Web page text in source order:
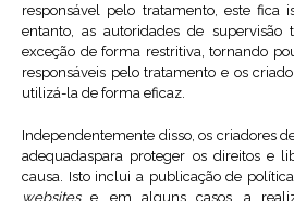
responsável pelo tratamento, este fica
entanto, as autoridades de supervisão
exceção de forma restritiva, tornando
responsáveis pelo tratamento e os
utilizá-la de forma eficaz.
Independentemente disso, os criadores
adequadaspara proteger os direitos e
causa. Isto inclui a publicação de
websitese, em alguns casos, a